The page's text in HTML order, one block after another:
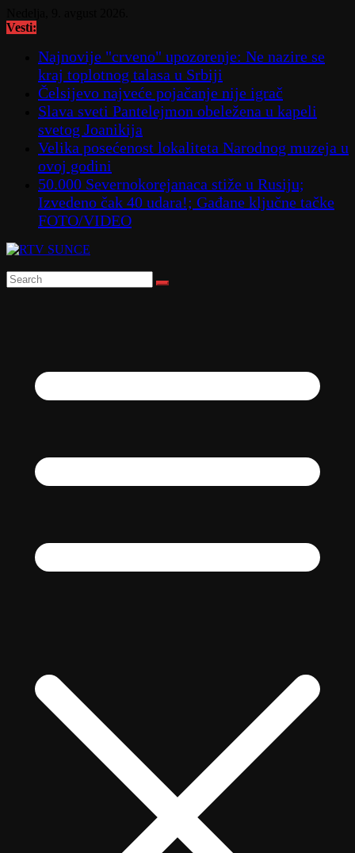
to
Vesti:
Najnovije "crveno" upozorenje: Ne nazire se
kraj toplotnog talasa u Srbiji
Čelsijevo najveće pojačanje nije igrač
Slava sveti Pantelejmon obeležena u kapeli
svetog Joanikija
Velika posećenost lokaliteta Narodnog muzeja u
ovoj godini
50.000 Severnokorejanaca stiže u Rusiju;
Izvedeno čak 40 udara!; Gađane ključne tačke
FOTO/VIDEO